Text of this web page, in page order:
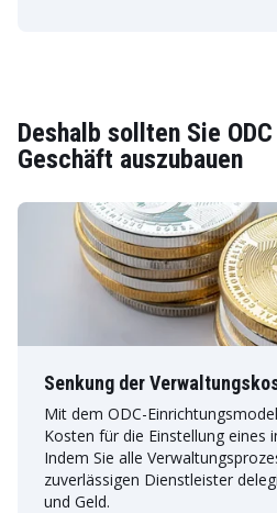
Deshalb sollten Sie
Geschäft auszubauen
Senkung der
Mit dem ODC-
Kosten für die Einstellung eines
Indem Sie alle
zuverlässigen Dienstleister
und Geld.